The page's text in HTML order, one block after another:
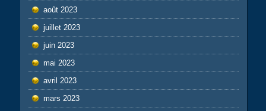
août 2023
juillet 2023
juin 2023
mai 2023
avril 2023
mars 2023